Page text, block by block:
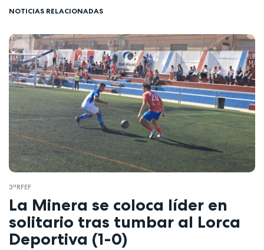
NOTICIAS RELACIONADAS
3ªRFEF
La Minera se coloca líder en
solitario tras tumbar al Lorca
Deportiva (1-0)